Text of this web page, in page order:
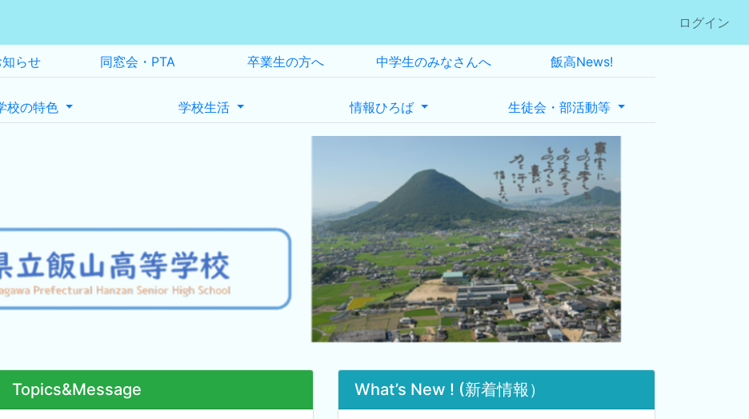
ログイン
らせ 同窓会・PTA 卒業生の方へ 中学生のみなさんへ 飯高News!
校の特色 学校生活 情報ひろば 生徒会・部活動等
Topics&Message What’s New ! (新着情報）